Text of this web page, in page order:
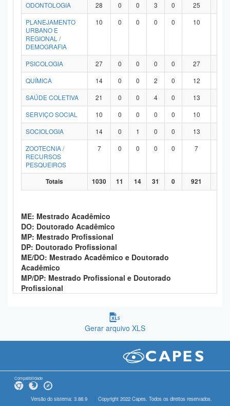
ODONTOLOGIA
28 0 0 3 0 25
PLANEJAMENTO
URBANO E
REGIONAL /
DEMOGRAFIA
10 0 0 0 0 10
PSICOLOGIA 27 0 0 0 0 27
QUÍMICA
14 0 0 2 0 12
SAÚDE COLETIVA
21 0 0 4 0 13
SERVIÇO SOCIAL
10 0 0 0 0 10
SOCIOLOGIA
14 0 1 0 0 13
ZOOTECNIA /
RECURSOS
PESQUEIROS
7 0 0 0 0 7
Totais 1030 11 14 31 0 921
ME: Mestrado Acadêmico
DO: Doutorado Acadêmico
MP: Mestrado Profissional
DP: Doutorado Profissional
ME/DO: Mestrado Acadêmico e Doutorado
Acadêmico
MP/DP: Mestrado Profissional e Doutorado
Profissional
Gerar arquivo XLS
Compatibilidade
Versão do sistema: 3.88.9 Copyright 2022 Capes. Todos os direitos reservados.